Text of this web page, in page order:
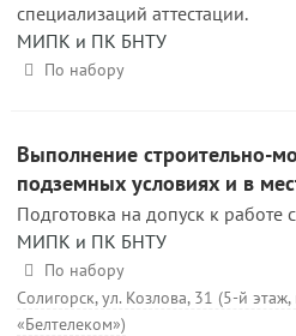
специализаций аттестации.
МИПК и ПК БНТУ
По набору
Выполнение строительно-
подземных условиях и в
Подготовка на допуск к
МИПК и ПК БНТУ
По набору
Солигорск, ул. Козлова, 31 (5-й
«Белтелеком»)